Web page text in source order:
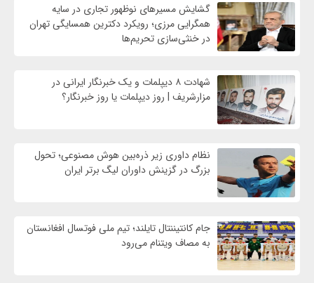
گشایش مسیرهای نوظهور تجاری در سایه
همگرایی مرزی؛ رویکرد دکترین همسایگی تهران
در خنثی‌سازی تحریم‌ها
شهادت ۸ دیپلمات و یک خبرنگار ایرانی در
مزارشریف | روز دیپلمات یا روز خبرنگار؟
نظام داوری زیر ذره‌بین هوش مصنوعی؛ تحول
بزرگ در گزینش داوران لیگ برتر ایران
جام کانتیننتال تایلند؛ تیم ملی فوتسال افغانستان
به مصاف ویتنام می‌رود